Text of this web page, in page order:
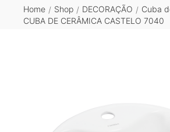
Home / Shop / DECORAÇÃO / Cuba
CUBA DE CERÂMICA CASTELO 7040